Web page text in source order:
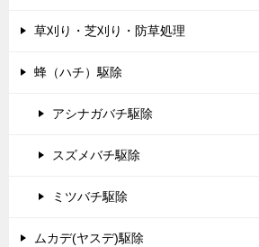
草刈り・芝刈り・防草処理
蜂（ハチ）駆除
アシナガバチ駆除
スズメバチ駆除
ミツバチ駆除
ムカデ(ヤスデ)駆除